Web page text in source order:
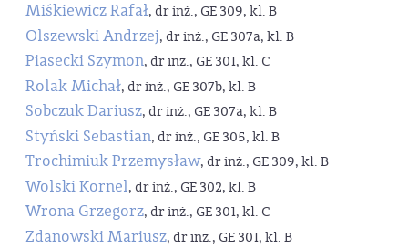
Miśkiewicz Rafał, dr inż., GE 309, kl. B
Olszewski Andrzej, dr inż., GE 307a, kl. B
Piasecki Szymon, dr inż., GE 301, kl. C
Rolak Michał, dr inż., GE 307b, kl. B
Sobczuk Dariusz, dr inż., GE 307a, kl. B
Styński Sebastian, dr inż., GE 305, kl. B
Trochimiuk Przemysław, dr inż., GE 309, kl. B
Wolski Kornel, dr inż., GE 302, kl. B
Wrona Grzegorz, dr inż., GE 301, kl. C
Zdanowski Mariusz, dr inż., GE 301, kl. B